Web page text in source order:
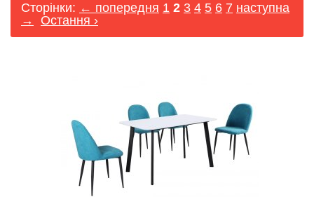
Сторінки: ← попередня 1 2 3 4 5 6 7 наступна
→
Остання ›